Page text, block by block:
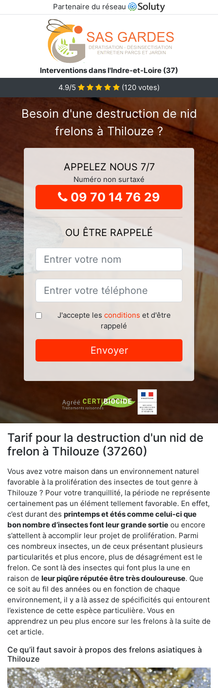
Partenaire du réseau
Interventions dans l'Indre-et-Loire (37)
4.9/5 (120 votes)
Besoin d'une destruction de nid
frelons à Thilouze ?
APPELEZ NOUS 7/7
Numéro non surtaxé
09 70 14 76 29
OU ÊTRE RAPPELÉ
J'accepte les conditions et d'être
rappelé
Envoyer
Tarif pour la destruction d'un nid de
frelon à Thilouze (37260)
Vous avez votre maison dans un environnement naturel
favorable à la prolifération des insectes de tout genre à
Thilouze ? Pour votre tranquillité, la période ne représente
certainement pas un élément tellement favorable. En effet,
c’est durant des printemps et étés comme celui-ci que
bon nombre d’insectes font leur grande sortie ou encore
s’attellent à accomplir leur projet de prolifération. Parmi
ces nombreux insectes, un de ceux présentant plusieurs
particularités et plus encore, plus de désagrément est le
frelon. Ce sont là des insectes qui font plus la une en
raison de leur piqûre réputée être très douloureuse. Que
ce soit au fil des années ou en fonction de chaque
environnement, il y a là assez de spécificités qui entourent
l’existence de cette espèce particulière. Vous en
apprendrez un peu plus encore sur les frelons à la suite de
cet article.
Ce qu’il faut savoir à propos des frelons asiatiques à
Thilouze